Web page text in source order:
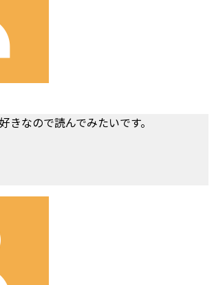
きなので読んでみたいです。